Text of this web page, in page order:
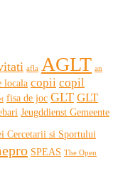
afla AGLT an
locala copii copil
fisa de joc GLT GLT
Jeugddienst Gemeente
Cercetarii si Sportului
SPEAS The Open